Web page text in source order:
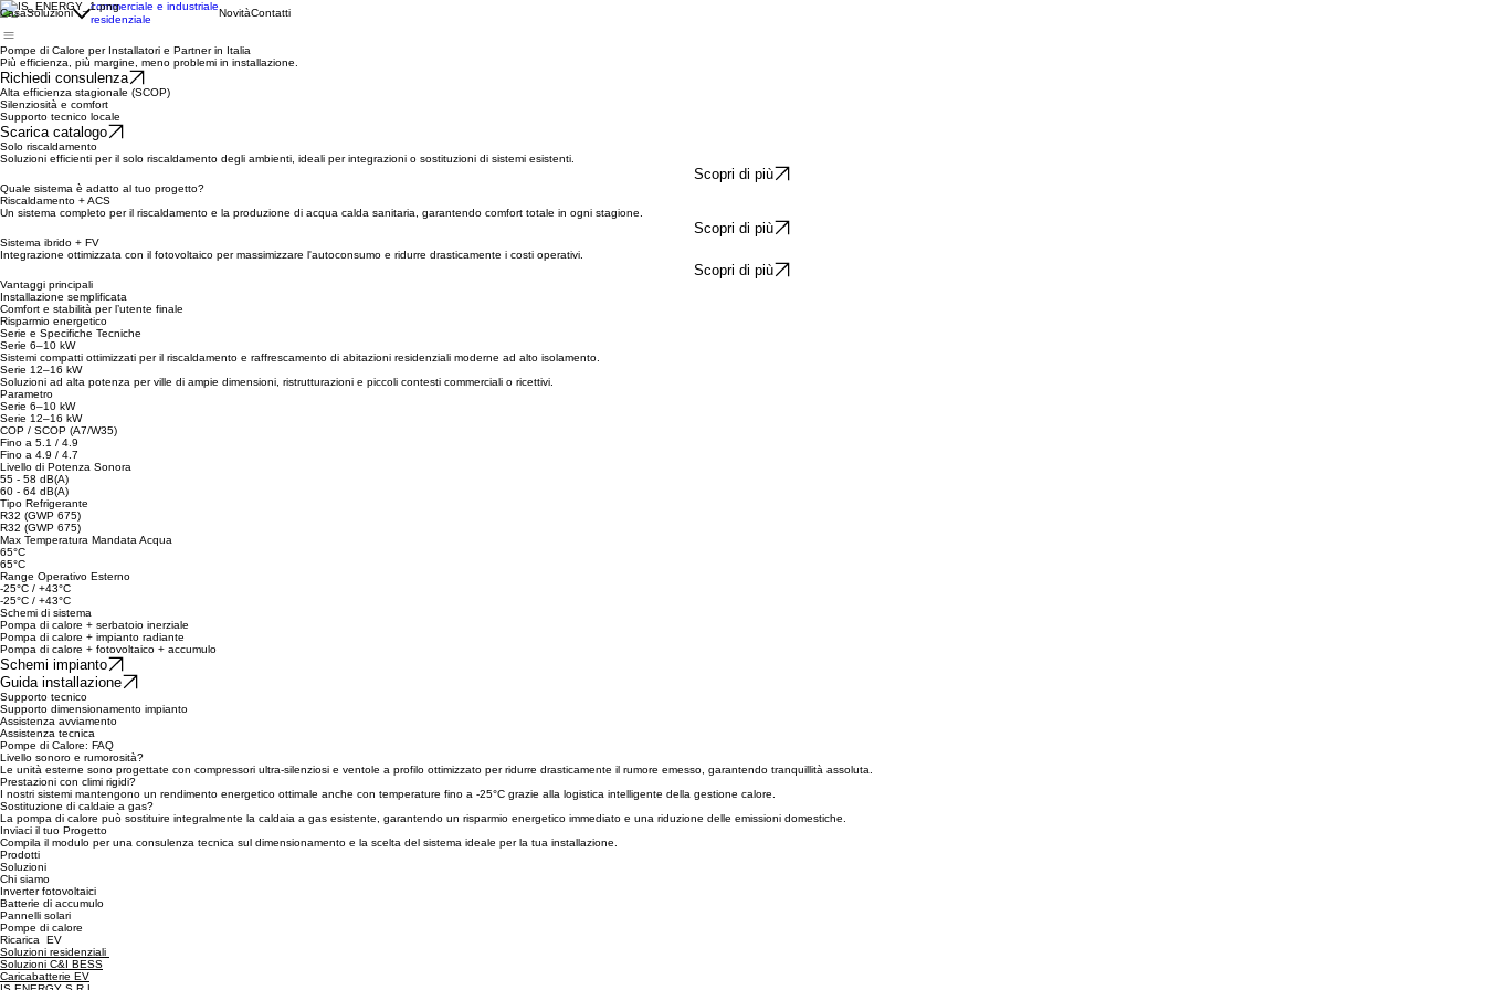
CasaSoluzioni
commerciale e industriale
residenziale
NovitàContatti
Pompe di Calore per Installatori e Partner in Italia
Più efficienza, più margine, meno problemi in installazione.
Richiedi consulenza
Alta efficienza stagionale (SCOP)
Silenziosità e comfort
Supporto tecnico locale
Scarica catalogo
Solo riscaldamento
Soluzioni efficienti per il solo riscaldamento degli ambienti, ideali per integrazioni o sostituzioni di sistemi esistenti.
Scopri di più
Quale sistema è adatto al tuo progetto?
Riscaldamento + ACS
Un sistema completo per il riscaldamento e la produzione di acqua calda sanitaria, garantendo comfort totale in ogni stagione.
Scopri di più
Sistema ibrido + FV
Integrazione ottimizzata con il fotovoltaico per massimizzare l'autoconsumo e ridurre drasticamente i costi operativi.
Scopri di più
Vantaggi principali
Installazione semplificata
Comfort e stabilità per l’utente finale
Risparmio energetico
Serie e Specifiche Tecniche
Serie 6–10 kW
Sistemi compatti ottimizzati per il riscaldamento e raffrescamento di abitazioni residenziali moderne ad alto isolamento.
Serie 12–16 kW
Soluzioni ad alta potenza per ville di ampie dimensioni, ristrutturazioni e piccoli contesti commerciali o ricettivi.
Parametro
Serie 6–10 kW
Serie 12–16 kW
COP / SCOP (A7/W35)
Fino a 5.1 / 4.9
Fino a 4.9 / 4.7
Livello di Potenza Sonora
55 - 58 dB(A)
60 - 64 dB(A)
Tipo Refrigerante
R32 (GWP 675)
R32 (GWP 675)
Max Temperatura Mandata Acqua
65°C
65°C
Range Operativo Esterno
-25°C / +43°C
-25°C / +43°C
Schemi di sistema
Pompa di calore + serbatoio inerziale
Pompa di calore + impianto radiante
Pompa di calore + fotovoltaico + accumulo
Schemi impianto
Guida installazione
Supporto tecnico
Supporto dimensionamento impianto
Assistenza avviamento
Assistenza tecnica
Pompe di Calore: FAQ
Livello sonoro e rumorosità?
Le unità esterne sono progettate con compressori ultra-silenziosi e ventole a profilo ottimizzato per ridurre drasticamente il rumore emesso, garantendo tranquillità assoluta.
Prestazioni con climi rigidi?
I nostri sistemi mantengono un rendimento energetico ottimale anche con temperature fino a -25°C grazie alla logistica intelligente della gestione calore.
Sostituzione di caldaie a gas?
La pompa di calore può sostituire integralmente la caldaia a gas esistente, garantendo un risparmio energetico immediato e una riduzione delle emissioni domestiche.
Inviaci il tuo Progetto
Compila il modulo per una consulenza tecnica sul dimensionamento e la scelta del sistema ideale per la tua installazione.
Prodotti
Soluzioni
Chi siamo
Inverter fotovoltaici
Batterie di accumulo
Pannelli solari
Pompe di calore
Ricarica EV
Soluzioni residenziali
Soluzioni C&I BESS
Caricabatterie EV